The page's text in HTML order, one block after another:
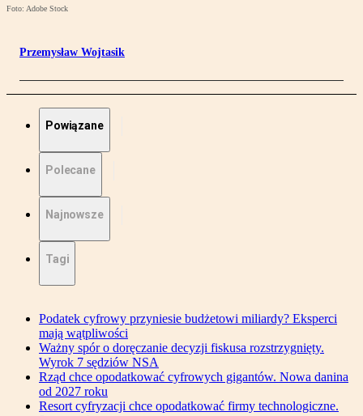
Foto: Adobe Stock
Przemysław Wojtasik
Powiązane
Polecane
Najnowsze
Tagi
Podatek cyfrowy przyniesie budżetowi miliardy? Eksperci
mają wątpliwości
Ważny spór o doręczanie decyzji fiskusa rozstrzygnięty.
Wyrok 7 sędziów NSA
Rząd chce opodatkować cyfrowych gigantów. Nowa danina
od 2027 roku
Resort cyfryzacji chce opodatkować firmy technologiczne.